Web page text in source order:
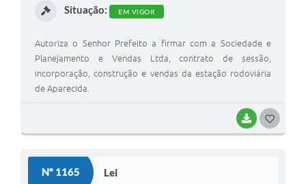
BAIXAR
Situação: EM VIGOR
Autoriza o Senhor Prefeito a firmar com a Sociedade e
Planejamento e Vendas Ltda, contrato de sessão,
incorporação, construção e vendas da estação rodoviária
de Aparecida.
Nº 1165 Lei